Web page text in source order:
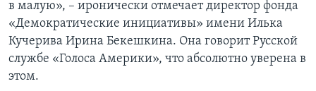
в малую», – иронически отмечает директор фонда
«Демократические инициативы» имени Илька
Кучерива Ирина Бекешкина. Она говорит Русской
службе «Голоса Америки», что абсолютно уверена в
этом.